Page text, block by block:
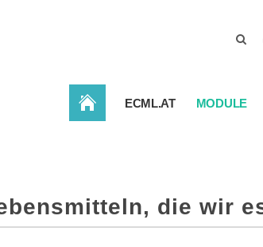
STARTSEITEECML.AT MODULE
die wir